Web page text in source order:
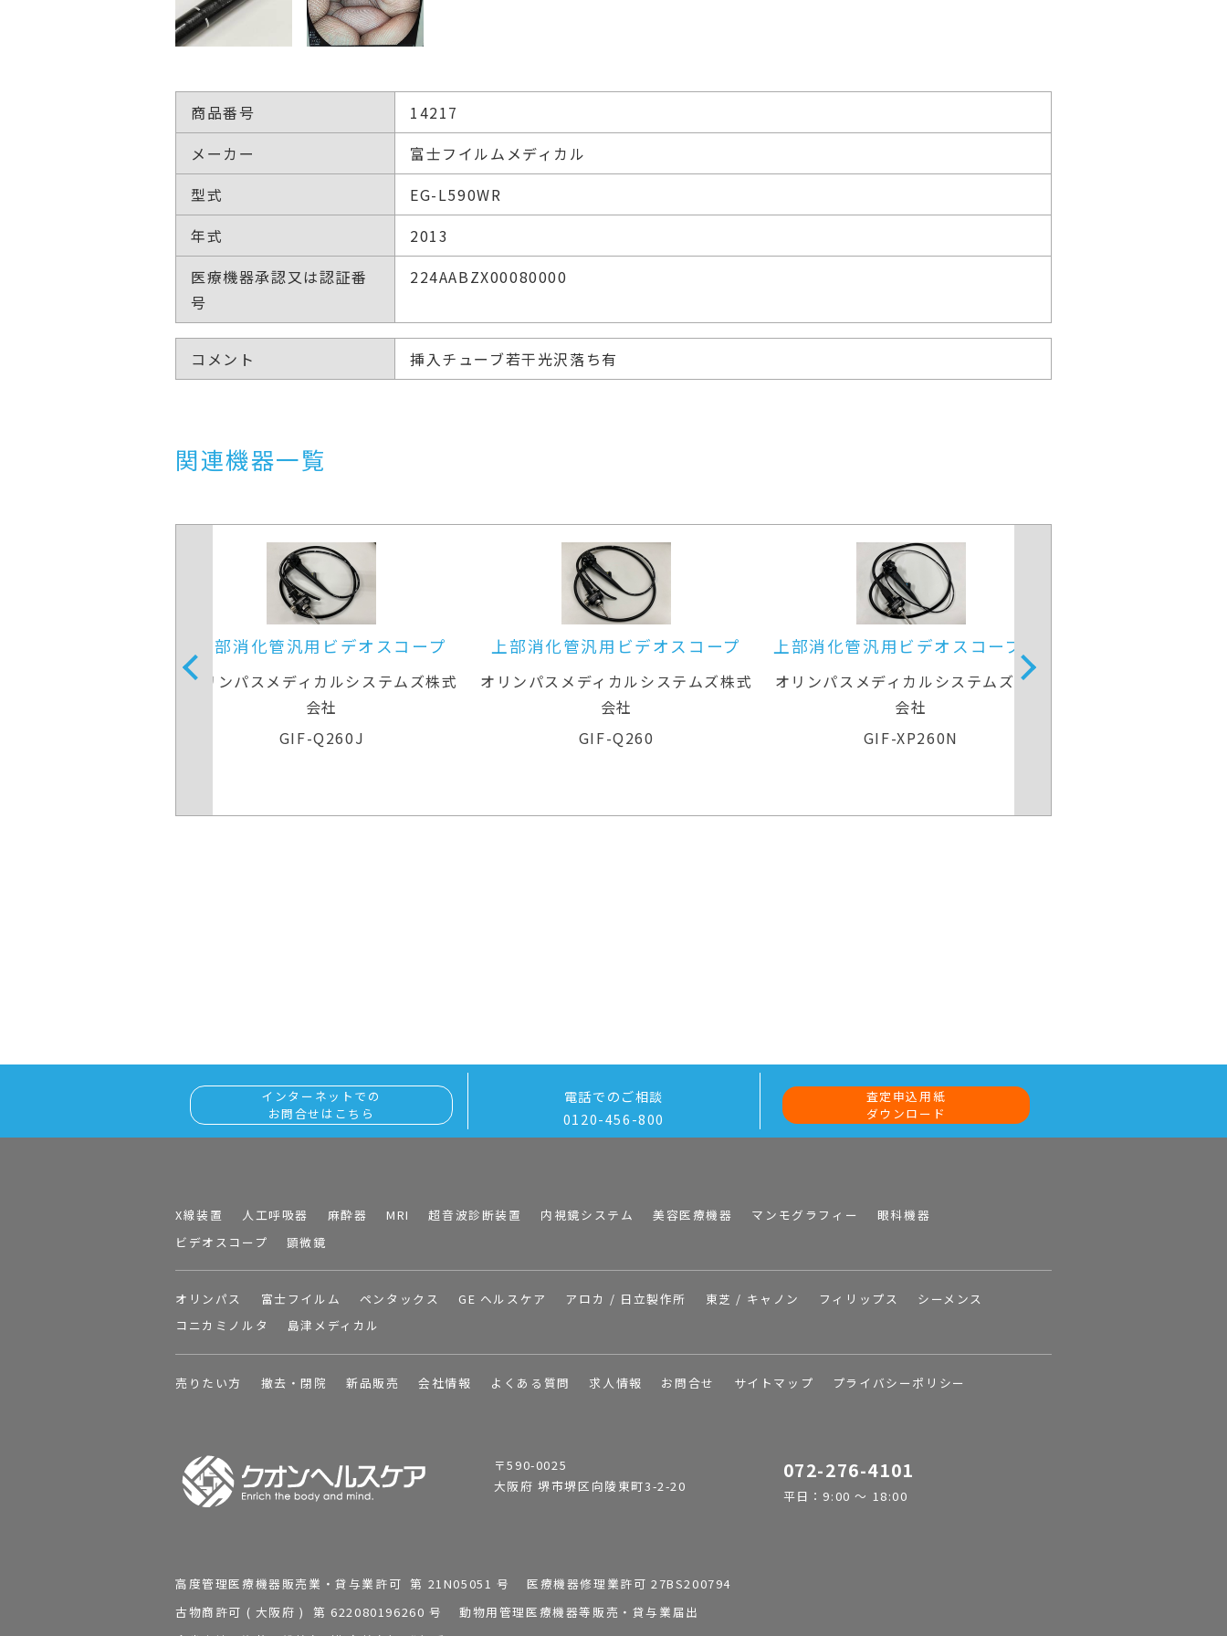
商品番号
14217
メーカー
富士フイルムメディカル
型式
EG-L590WR
年式
2013
医療機器承認又は認証番
号
224AABZX00080000
コメント 挿入チューブ若干光沢落ち有
関連機器一覧
ディカルシステムズ株式
上部消化管汎用ビデオスコープ
オリンパスメディカルシステムズ株式
GIF-Q260
上部消化管汎用ビデオスコープ(径
鼻対応)
オリンパスメディカルシステムズ株式
GIF-XP260N
上部消化管汎用ビデオスコープ
オリンパスメディカルシステムズ株式
GIF-H260
インターネットでの
お問合せはこちら
電話でのご相談
0120-456-800
査定申込用紙
ダウンロード
X線装置 人工呼吸器 麻酔器 MRI 超音波診断装置 内視鏡システム 美容医療機器 マンモグラフィー
眼科機器
ビデオスコープ
顕微鏡
オリンパス 富士フイルム ペンタックス GE ヘルスケア アロカ / 日立製作所 東芝 / キャノン フィリップス
シーメンス
コニカミノルタ
島津メディカル
売りたい方 撤去・閉院 新品販売 会社情報 よくある質問 求人情報 お問合せ サイトマップ プライバシーポリシー
〒590-0025
大阪府 堺市堺区向陵東町3-2-20
072-276-4101
平日：9:00 ～ 18:00
高度管理医療機器販売業・貸与業許可 第 21N05051 号 医療機器修理業許可 27BS200794
古物商許可 ( 大阪府 ) 第 622080196260 号 動物用管理医療機器等販売・貸与業届出